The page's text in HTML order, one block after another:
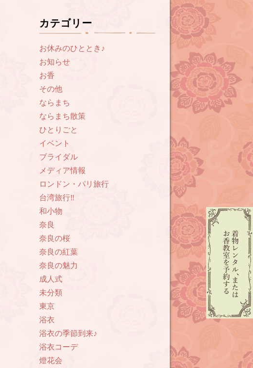
カテゴリー
お休みのひととき♪
お知らせ
お香
その他
ならまち
ならまち散策
ひとりごと
イベント
ブライダル
メディア情報
ロンドン・パリ旅行
台湾旅行‼︎
和小物
奈良
奈良の桜
奈良の紅葉
奈良の魅力
成人式
未分類
東京
浴衣
浴衣の季節到来♪
浴衣コーデ
燈花会